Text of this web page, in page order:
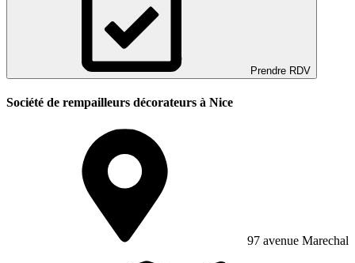
Prendre RDV
Société de rempailleurs décorateurs à Nice
97 avenue Marechal